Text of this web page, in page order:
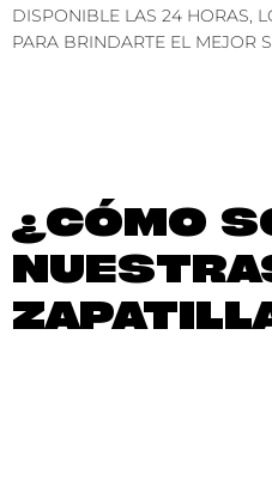
DISPONIBLE LAS 24 HORAS,
PARA BRINDARTE EL MEJOR
¿CÓMO